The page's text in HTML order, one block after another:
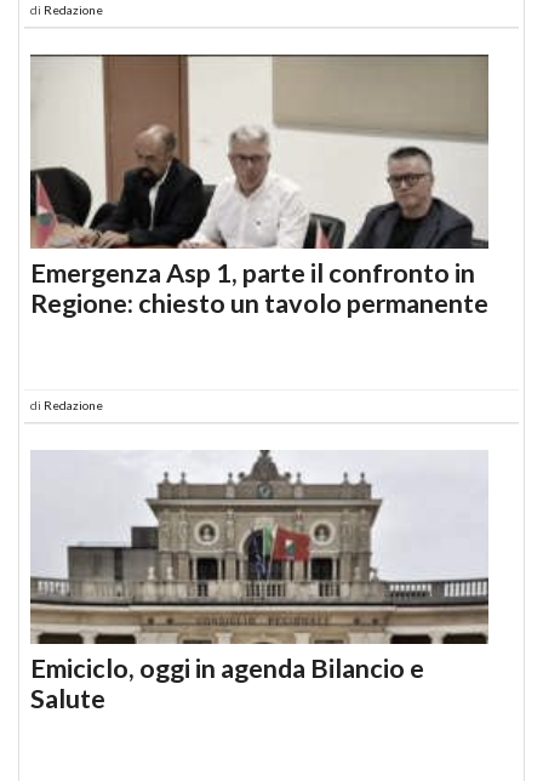
di Redazione
Emergenza Asp 1, parte il confronto in
Regione: chiesto un tavolo permanente
di Redazione
Emiciclo, oggi in agenda Bilancio e
Salute